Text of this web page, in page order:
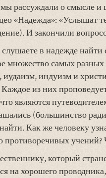
рассуждали о смысле
«Надежда»: «Услышат
И закончили
в надежде
множество самых
иудаизм, индуизм и
из них
являются
(большинство
Как же человеку
противоречивых
который
на хорошего